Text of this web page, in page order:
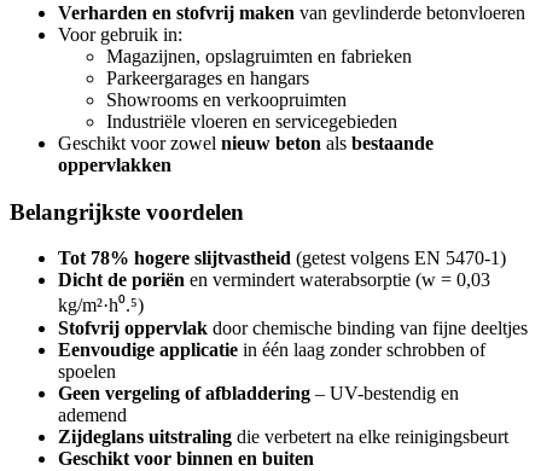
Verharden en stofvrij maken van gevlinderde betonvloeren
Voor gebruik in:
Magazijnen, opslagruimten en fabrieken
Parkeergarages en hangars
Showrooms en verkoopruimten
Industriële vloeren en servicegebieden
Geschikt voor zowel nieuw beton als bestaande
oppervlakken
Belangrijkste voordelen
Tot 78% hogere slijtvastheid (getest volgens EN 5470-1)
Dicht de poriën en vermindert waterabsorptie (w = 0,03
kg/m²·h⁰.⁵)
Stofvrij oppervlak door chemische binding van fijne deeltjes
Eenvoudige applicatie in één laag zonder schrobben of
spoelen
Geen vergeling of afbladdering – UV-bestendig en
ademend
Zijdeglans uitstraling die verbetert na elke reinigingsbeurt
Geschikt voor binnen en buiten